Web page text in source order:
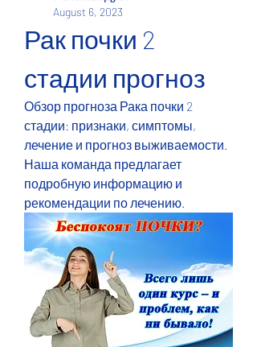
August 6, 2023
Рак почки 2
стадии прогноз
Обзор прогноза Рака почки 2
стадии: признаки, симптомы,
лечение и прогноз выживаемости.
Наша команда предлагает
подробную информацию и
рекомендации по лечению.